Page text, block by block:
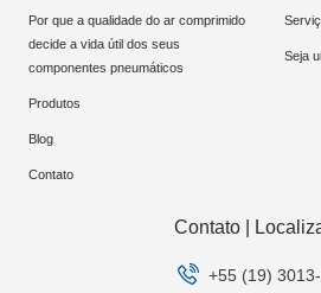
Por que a qualidade do ar comprimido
decide a vida útil dos seus
componentes pneumáticos
Produtos
Blog
Contato
Seja
Contato |
+55 (19)